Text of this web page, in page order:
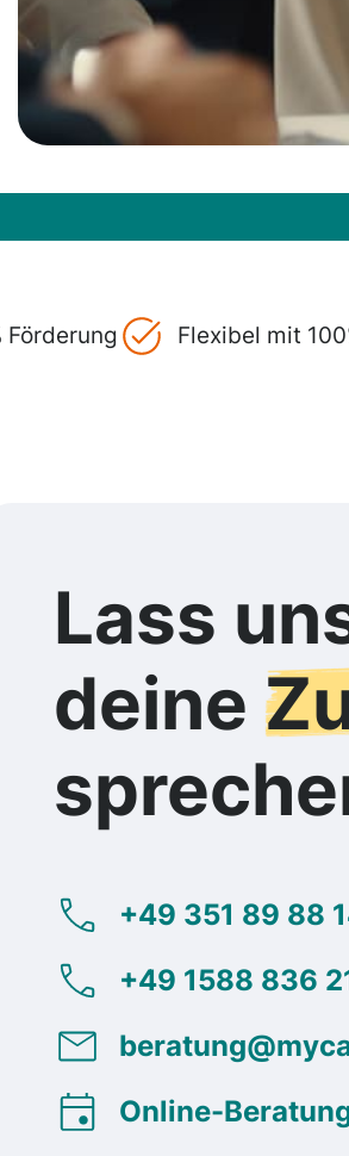
Förderung Flexibel mit
Lass
deine
+49 351 89 88
+49 1588 836
Online-